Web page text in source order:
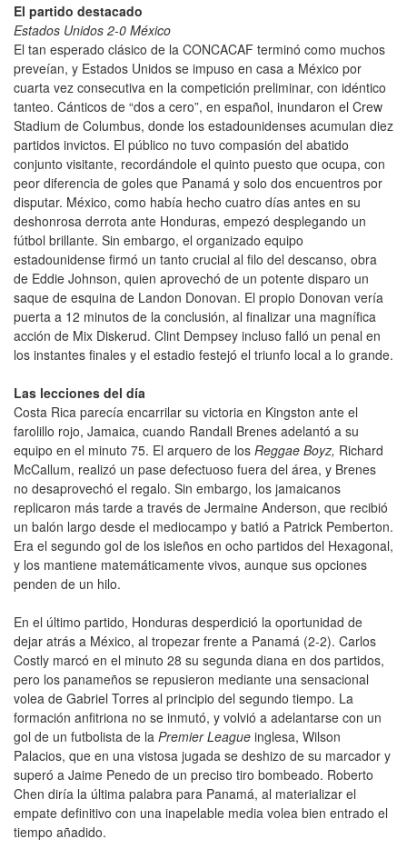
El partido destacado
Estados Unidos 2-0 México
El tan esperado clásico de la CONCACAF terminó como muchos
preveían, y Estados Unidos se impuso en casa a México por
cuarta vez consecutiva en la competición preliminar, con idéntico
tanteo. Cánticos de “dos a cero”, en español, inundaron el Crew
Stadium de Columbus, donde los estadounidenses acumulan diez
partidos invictos. El público no tuvo compasión del abatido
conjunto visitante, recordándole el quinto puesto que ocupa, con
peor diferencia de goles que Panamá y solo dos encuentros por
disputar. México, como había hecho cuatro días antes en su
deshonrosa derrota ante Honduras, empezó desplegando un
fútbol brillante. Sin embargo, el organizado equipo
estadounidense firmó un tanto crucial al filo del descanso, obra
de Eddie Johnson, quien aprovechó de un potente disparo un
saque de esquina de Landon Donovan. El propio Donovan vería
puerta a 12 minutos de la conclusión, al finalizar una magnífica
acción de Mix Diskerud. Clint Dempsey incluso falló un penal en
los instantes finales y el estadio festejó el triunfo local a lo grande.
Las lecciones del día
Costa Rica parecía encarrilar su victoria en Kingston ante el
farolillo rojo, Jamaica, cuando Randall Brenes adelantó a su
equipo en el minuto 75. El arquero de los Reggae Boyz, Richard
McCallum, realizó un pase defectuoso fuera del área, y Brenes
no desaprovechó el regalo. Sin embargo, los jamaicanos
replicaron más tarde a través de Jermaine Anderson, que recibió
un balón largo desde el mediocampo y batió a Patrick Pemberton.
Era el segundo gol de los isleños en ocho partidos del Hexagonal,
y los mantiene matemáticamente vivos, aunque sus opciones
penden de un hilo.
En el último partido, Honduras desperdició la oportunidad de
dejar atrás a México, al tropezar frente a Panamá (2-2). Carlos
Costly marcó en el minuto 28 su segunda diana en dos partidos,
pero los panameños se repusieron mediante una sensacional
volea de Gabriel Torres al principio del segundo tiempo. La
formación anfitriona no se inmutó, y volvió a adelantarse con un
gol de un futbolista de la Premier League inglesa, Wilson
Palacios, que en una vistosa jugada se deshizo de su marcador y
superó a Jaime Penedo de un preciso tiro bombeado. Roberto
Chen diría la última palabra para Panamá, al materializar el
empate definitivo con una inapelable media volea bien entrado el
tiempo añadido.